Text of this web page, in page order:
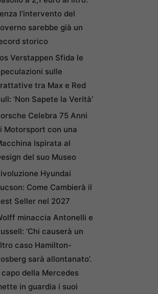
l’intervento del
sarebbe già un
storico
Verstappen Sfida le
sulle
tra Max e Red
‘Non Sapete la Verità’
Celebra 75 Anni
Motorsport con una
Ispirata al
del suo Museo
Hyundai
Come Cambierà il
Seller nel 2027
minaccia Antonelli e
‘Chi causerà un
caso Hamilton-
sarà allontanato’.
capo della Mercedes
in guardia i suoi